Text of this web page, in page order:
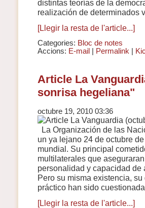
distintas teorías de la
realización de determinados
[Llegir la resta de l'article...]
Categories: Bloc de notes
Accions: E-mail| Permalink |
Article La
sonrisa hegeliana"
octubre 19, 2010 03:36
La Organización de las
un ya lejano 24 de octubre
mundial. Su principal
multilaterales que
personalidad y capacidad de
Pero su misma existencia,
práctico han sido
[Llegir la resta de l'article...]